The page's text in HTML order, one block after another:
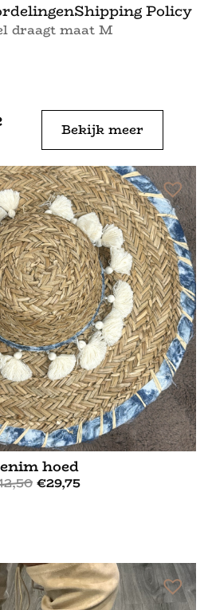
Shipping Policy
draagt maat M
Bekijk meer
hoed
€29,75